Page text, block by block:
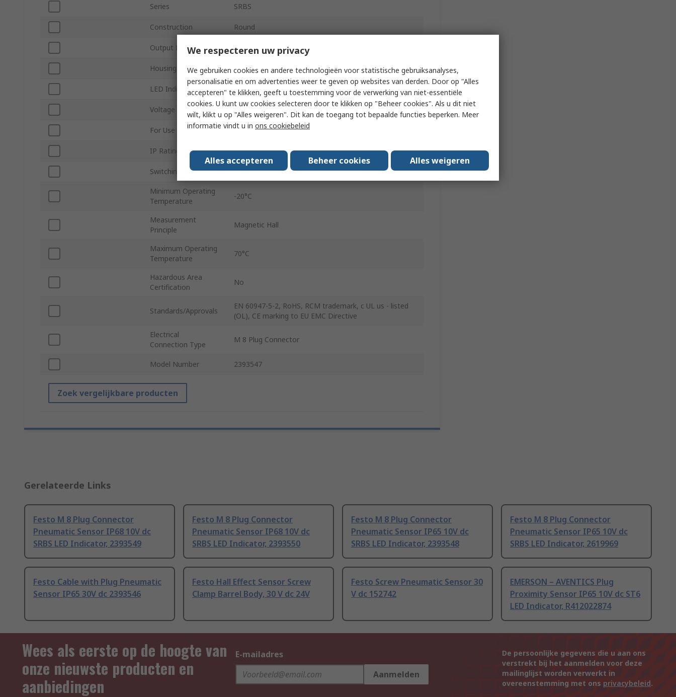
Series SRBS
Construction Round
Output Function NO, NC, Switching output, 2 x NPN, 2 x PNP
Housing Material Polyester, Nickel Plated Brass, Reinforced Polyamide
LED Indicator Yes
Voltage 10, 30V dc
For Use With DRVS 16
IP Rating IP65, IP68
Switching Action NPN, PNP
Minimum Operating
Temperature
-20°C
Measurement
Principle
Magnetic Hall
Maximum Operating
Temperature
70°C
Hazardous Area
Certification
No
Standards/Approvals
EN 60947-5-2, RoHS, RCM trademark, c UL us - listed
(OL), CE marking to EU EMC Directive
Electrical
Connection Type
M 8 Plug Connector
Model Number 2393547
Zoek vergelijkbare producten
Gerelateerde Links
Festo M 8 Plug Connector
Pneumatic Sensor IP68 10V dc
SRBS LED Indicator, 2393549
Festo M 8 Plug Connector
Pneumatic Sensor IP68 10V dc
SRBS LED Indicator, 2393550
Festo M 8 Plug Connector
Pneumatic Sensor IP65 10V dc
SRBS LED Indicator, 2393548
Festo M 8 Plug Connector
Pneumatic Sensor IP65 10V dc
SRBS LED Indicator, 2619969
Festo Cable with Plug Pneumatic
Sensor IP65 30V dc 2393546
Festo Hall Effect Sensor Screw
Clamp Barrel Body, 30 V dc 24V
Festo Screw Pneumatic Sensor 30
V dc 152742
EMERSON – AVENTICS Plug
Proximity Sensor IP65 10V dc ST6
LED Indicator, R412022874
Wees als eerste op de hoogte van
onze nieuwste producten en
aanbiedingen
E-mailadres
Aanmelden
De persoonlijke gegevens die u aan ons
verstrekt bij het aanmelden voor deze
mailinglijst worden verwerkt in
overeenstemming met ons privacybeleid.
We respecteren uw privacy
We gebruiken cookies en andere technologieën voor statistische gebruiksanalyses,
personalisatie en om advertenties weer te geven op websites van derden. Door op "Alles
accepteren" te klikken, geeft u toestemming voor de verwerking van niet-essentiële
cookies. U kunt uw cookies selecteren door te klikken op "Beheer cookies". Als u dit niet
wilt, klikt u op "Alles weigeren". Dit kan de toegang tot bepaalde functies beperken. Meer
informatie vindt u in ons cookiebeleid
Alles accepteren Beheer cookies Alles weigeren